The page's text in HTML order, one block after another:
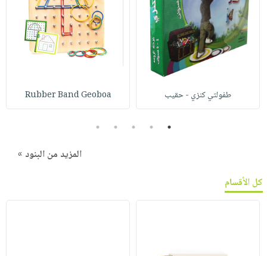
طفولتي كنزي - حقيب Rubber Band Geoboa
1
2
3
4
5
المزيد من البنود »
كل الأقسام